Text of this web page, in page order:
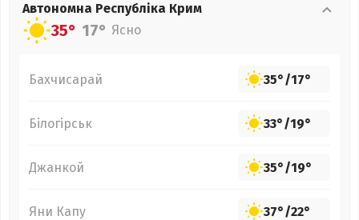
Автономна Республіка Крим
35° 17° Ясно
Бахчисарай 35°/17°
Білогірськ 33°/19°
Джанкой 35°/19°
Яни Капу 37°/22°